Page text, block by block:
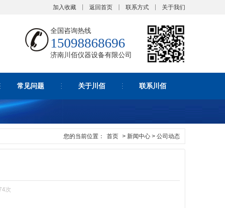
加入收藏 返回首页 联系方式 关于我们
全国咨询热线
15098868696
济南川佰仪器设备有限公司
常见问题 关于川佰 联系川佰
您的当前位置： 首页 > 新闻中心 > 公司动态
次